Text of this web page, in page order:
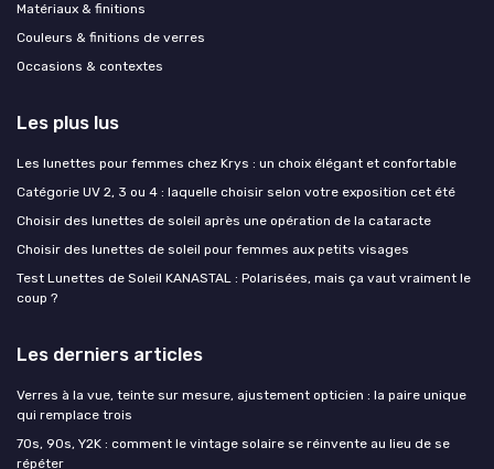
Matériaux & finitions
Couleurs & finitions de verres
Occasions & contextes
Les plus lus
Les lunettes pour femmes chez Krys : un choix élégant et confortable
Catégorie UV 2, 3 ou 4 : laquelle choisir selon votre exposition cet été
Choisir des lunettes de soleil après une opération de la cataracte
Choisir des lunettes de soleil pour femmes aux petits visages
Test Lunettes de Soleil KANASTAL : Polarisées, mais ça vaut vraiment le
coup ?
Les derniers articles
Verres à la vue, teinte sur mesure, ajustement opticien : la paire unique
qui remplace trois
70s, 90s, Y2K : comment le vintage solaire se réinvente au lieu de se
répéter